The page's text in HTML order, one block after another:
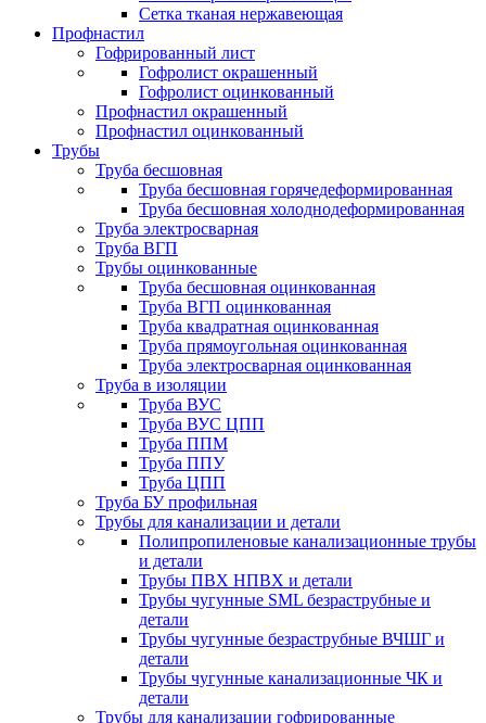
Сетка тканая нержавеющая
Профнастил
Гофрированный лист
Гофролист окрашенный
Гофролист оцинкованный
Профнастил окрашенный
Профнастил оцинкованный
Трубы
Труба бесшовная
Труба бесшовная горячедеформированная
Труба бесшовная холоднодеформированная
Труба электросварная
Труба ВГП
Трубы оцинкованные
Труба бесшовная оцинкованная
Труба ВГП оцинкованная
Труба квадратная оцинкованная
Труба прямоугольная оцинкованная
Труба электросварная оцинкованная
Труба в изоляции
Труба ВУС
Труба ВУС ЦПП
Труба ППМ
Труба ППУ
Труба ЦПП
Труба БУ профильная
Трубы для канализации и детали
Полипропиленовые канализационные трубы
и детали
Трубы ПВХ НПВХ и детали
Трубы чугунные SML безраструбные и
детали
Трубы чугунные безраструбные ВЧШГ и
детали
Трубы чугунные канализационные ЧК и
детали
Трубы для канализации гофрированные